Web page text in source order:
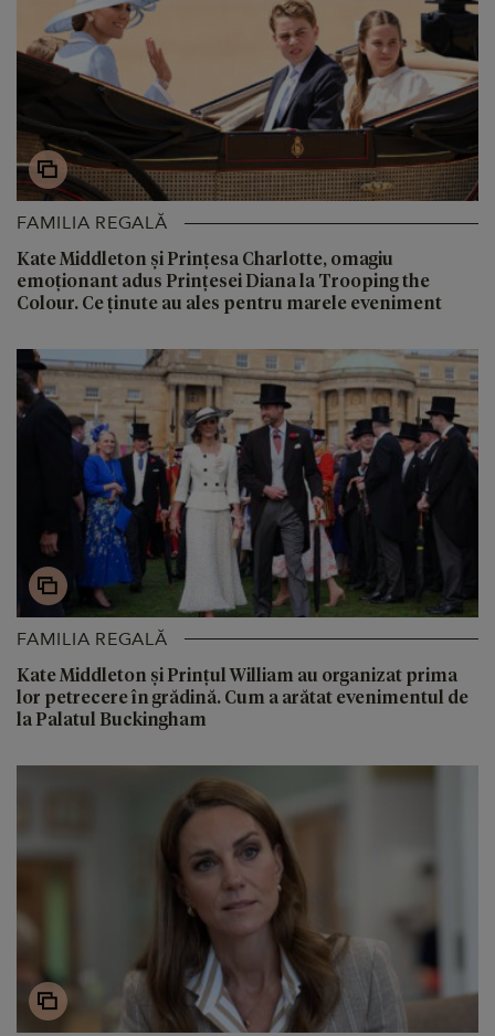
FAMILIA REGALĂ
Kate Middleton și Prințesa Charlotte, omagiu
emoționant adus Prințesei Diana la Trooping the
Colour. Ce ținute au ales pentru marele eveniment
FAMILIA REGALĂ
Kate Middleton și Prințul William au organizat prima
lor petrecere în grădină. Cum a arătat evenimentul de
la Palatul Buckingham